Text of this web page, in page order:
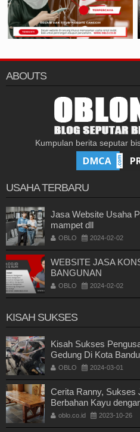
ABOUTS
Kumpulan berita seputar
USAHA TERBARU
Jasa Website Usaha
mampet dll
OBLO 2024-02-02
WEBSITE JASA
BANGUNAN
OBLO 2024-02-02
KISAH SUKSES
Kisah Sukses
Gedung Di Kota
OBLO 2024-03-01
Cerita Ranny, Sukses
Berbahan Kayu
oblo.co.id 2023-10-26